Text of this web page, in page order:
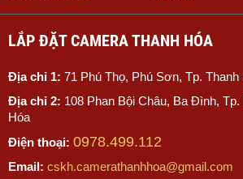
LẮP ĐẶT CAMERA THANH HÓA
Địa chỉ 1: 71 Phú Thọ, Phú Sơn, Tp. Thanh
Địa chỉ 2: 108 Phan Bội Châu, Ba Đình,
Hóa
Điện thoại: 0978.499.112
Email: cskh.camerathanhhoa@gmail.com